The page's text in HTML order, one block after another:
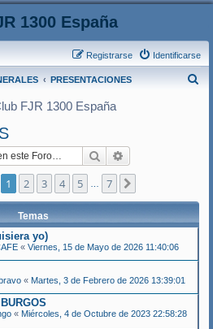
1300 España
Identificarse
Registrarse
PRESENTACIONES
FJR 1300 España
Buscar
1 de
1 2 3 4 5 7
Temas
yo)
« Viernes, 15 de Mayo de 2026 11:40:06
« Martes, 3 de Febrero de 2026 13:39:01
« Miércoles, 4 de Octubre de 2023 22:58:28